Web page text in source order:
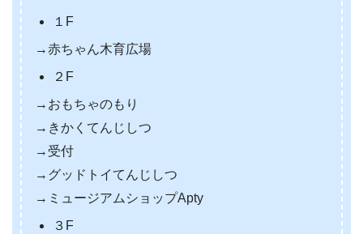
１F
→赤ちゃん木育広場
２F
→おもちゃのもり
→きかくてんじしつ
→受付
→グッドトイてんじしつ
→ミュージアムショップApty
３F